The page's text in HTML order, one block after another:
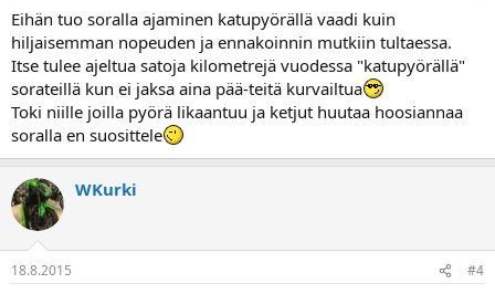
Eihän tuo soralla ajaminen katupyörällä vaadi kuin
hiljaisemman nopeuden ja ennakoinnin mutkiin tultaessa.
Itse tulee ajeltua satoja kilometrejä vuodessa "katupyörällä"
sorateillä kun ei jaksa aina pää-teitä kurvailtua
Toki niille joilla pyörä likaantuu ja ketjut huutaa hoosiannaa
soralla en suosittele
WKurki
18.8.2015 #4